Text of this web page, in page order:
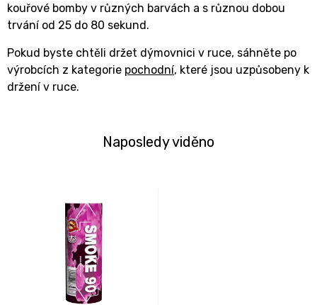
kouřové bomby v různých barvách a s různou dobou
trvání od 25 do 80 sekund.
Pokud byste chtěli držet dýmovnici v ruce, sáhněte po
výrobcích z kategorie pochodní, které jsou uzpůsobeny k
držení v ruce.
Naposledy viděno